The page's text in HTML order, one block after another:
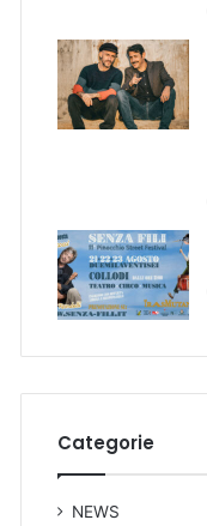
Categorie
NEWS